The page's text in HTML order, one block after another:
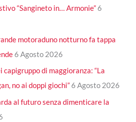
“Sangineto in… Armonie” 6
motoraduno notturno fa tappa
6 Agosto 2026
capigruppo di maggioranza: “La
no ai doppi giochi” 6 Agosto 2026
al futuro senza dimenticare la